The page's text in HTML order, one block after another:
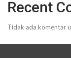
Recent
Tidak ada komentar